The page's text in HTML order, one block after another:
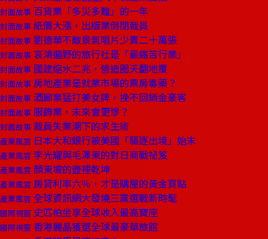
封面故事 百貨業「多災多難」的一年
封面故事 紙價大漲，出版業倒閉裁員
封面故事 劉德華不敵景氣唱片少賣二十萬張
封面故事 哀鴻遍野的旅行社是「最痛苦行業」
封面故事 國建縮水二兆，營造圈天翻地覆
封面故事 房地產業是就業市場的票房毒藥？
封面故事 酒廊業猛打美女牌，挽不回銷金豪客
封面故事 服飾業，未來會更慘？
封面故事 裁員失業潮下的求生術
產業風雲 日本大和銀行被美國「驅逐出境」始末
產業風雲 李光耀與毛澤東的對日商戰祕笈
產業風雲 顏東坡的壺裡乾坤
產業風雲 房貸利率六％，才是購屋的黃金買點
產業風雲 全球資訊網大發燒三黨選戰新時髦
國際視窗 史匹柏坐享全球收入最高寶座
國際視窗 香港麗晶獲選全球最豪華旅館